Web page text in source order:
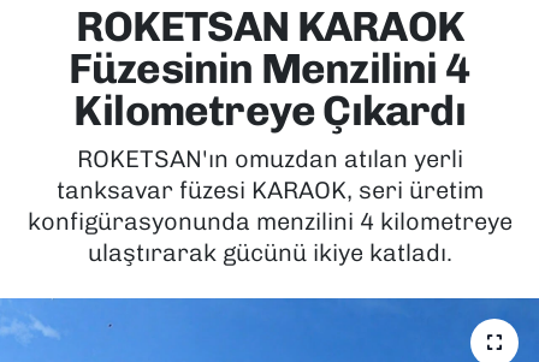
ROKETSAN KARAOK
Füzesinin Menzilini 4
Kilometreye Çıkardı
ROKETSAN'ın omuzdan atılan yerli
tanksavar füzesi KARAOK, seri üretim
konfigürasyonunda menzilini 4 kilometreye
ulaştırarak gücünü ikiye katladı.
EKONOMİ
KÜLTÜR SANAT
MAGAZİN
POLİTİKA
SAĞLIK
Tüm Manşetler
Son Dakika Haberleri
Haber Arşivi